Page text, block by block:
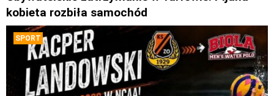
kobieta rozbiła samochód
SPORT